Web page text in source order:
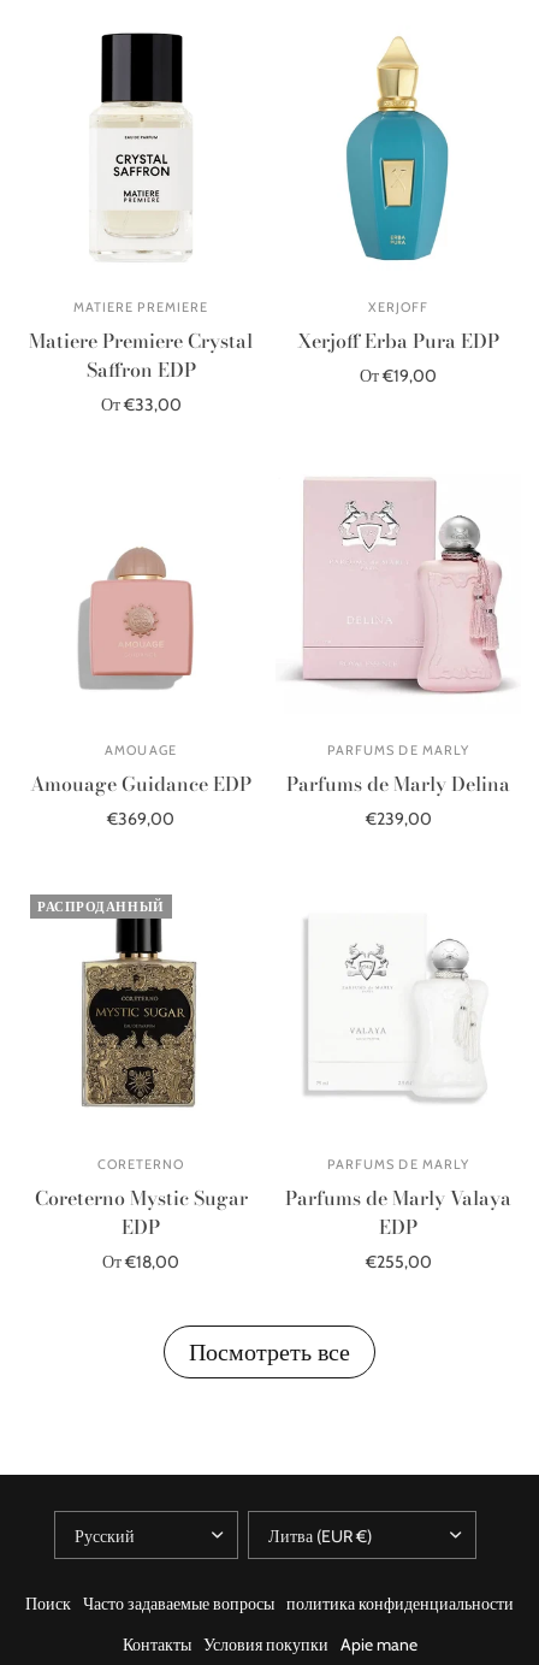
MATIERE PREMIERE
Matiere Premiere Crystal
Saffron EDP
От €33,00
XERJOFF
Xerjoff Erba Pura EDP
От €19,00
AMOUAGE
Amouage Guidance EDP
€369,00
PARFUMS DE MARLY
Parfums de Marly Delina
€239,00
РАСПРОДАННЫЙ
CORETERNO
Coreterno Mystic Sugar
EDP
От €18,00
PARFUMS DE MARLY
Parfums de Marly Valaya
EDP
€255,00
Посмотреть все
Поиск Часто задаваемые вопросы политика конфиденциальности
Контакты Условия покупки Apie mane